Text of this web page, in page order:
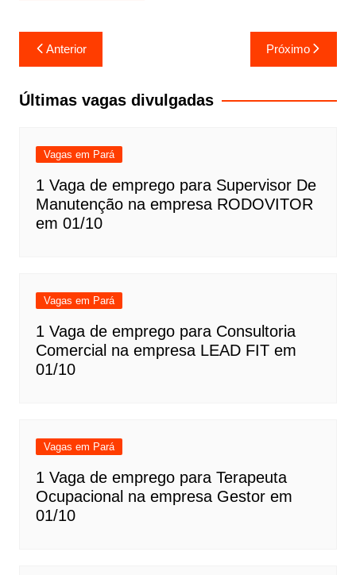
Navegação
de
Post
Anterior Próximo
Últimas vagas divulgadas
Vagas em Pará
1 Vaga de emprego para Supervisor De
Manutenção na empresa RODOVITOR
em 01/10
Vagas em Pará
1 Vaga de emprego para Consultoria
Comercial na empresa LEAD FIT em
01/10
Vagas em Pará
1 Vaga de emprego para Terapeuta
Ocupacional na empresa Gestor em
01/10